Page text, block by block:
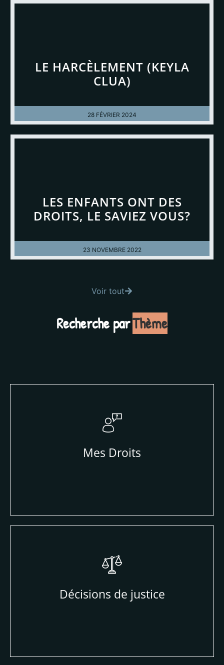
28 FÉVRIER 2024
LE HARCÈLEMENT (KEYLA
CLUA)
23 NOVEMBRE 2022
LES ENFANTS ONT DES
DROITS, LE SAVIEZ VOUS?
Voir tout
Recherche parThème
Mes Droits
Décisions de justice